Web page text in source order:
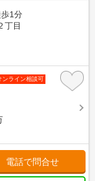
1分
丁目
ンライン相談可
電話で問合せ